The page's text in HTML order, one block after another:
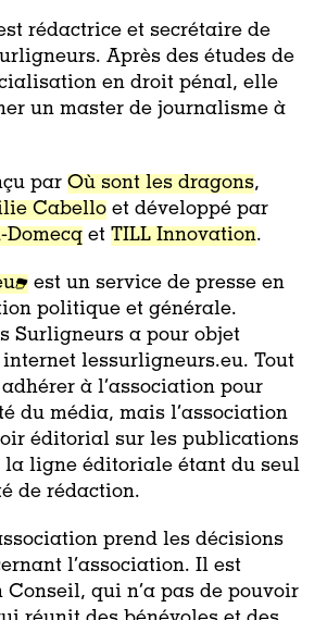
rédactrice et secrétaire de
Après des études de
en droit pénal, elle
un master de journalisme à
par Où sont les dragons,
Cabello et développé par
Domecq et TILL Innovation.
est un service de presse en
politique et générale.
Surligneurs a pour objet
internet lessurligneurs.eu. Tout
à l’association pour
du média, mais l’association
éditorial sur les publications
la ligne éditoriale étant du seul
de rédaction.
prend les décisions
l’association. Il est
qui n’a pas de pouvoir